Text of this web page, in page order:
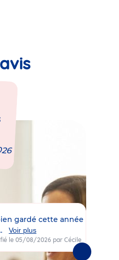
gardé cette année
Voir plus
le 05/08/2026 par Cécile
Suivantes